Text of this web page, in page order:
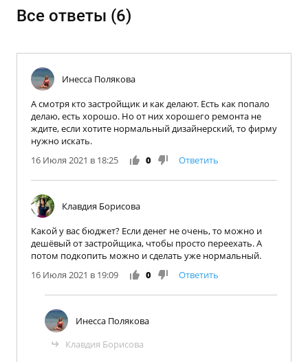
Все ответы (6)
Инесса Полякова
А смотря кто застройщик и как делают. Есть как попало
делаю, есть хорошо. Но от них хорошего ремонта не
ждите, если хотите нормальный дизайнерский, то фирму
нужно искать.
16 Июля 2021 в 18:25
0 Ответить
Клавдия Борисова
Какой у вас бюджет? Если денег не очень, то можно и
дешёвый от застройщика, чтобы просто переехать. А
потом подкопить можно и сделать уже нормальный.
16 Июля 2021 в 19:09
0 Ответить
Инесса Полякова
Клавдия Борисова